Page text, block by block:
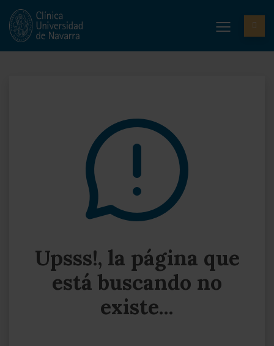
Upsss!, la página que
está buscando no
existe...